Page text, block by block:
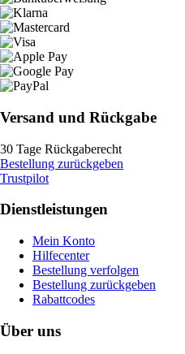
Versand und Rückgabe
30 Tage Rückgaberecht
Bestellung zurückgeben
Trustpilot
Dienstleistungen
Mein Konto
Hilfecenter
Bestellung verfolgen
Bestellung zurückgeben
Rabattcodes
Über uns